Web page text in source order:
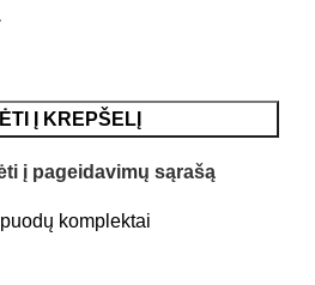
Į KREPŠELĮ
į pageidavimų sąrašą
komplektai